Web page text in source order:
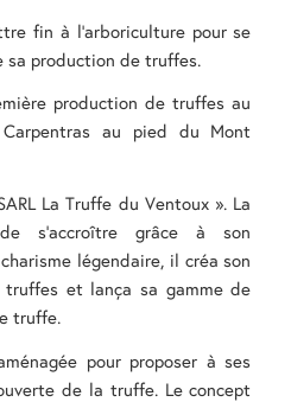
fin à l’arboriculture pour se
sa production de truffes.
production de truffes au
au pied du Mont
La Truffe du Ventoux ». La
s’accroître grâce à son
légendaire, il créa son
et lança sa gamme de
truffe.
pour proposer à ses
de la truffe. Le concept